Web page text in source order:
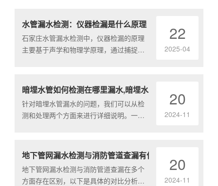
水管漏水检测：仪器检漏是什么原理
石家庄水管漏水检测中，仪器检漏的原理
主要基于声学和物理学原理，通过捕捉和
22
2025-04
暗埋水管如何检测在哪里漏水,暗埋水...
针对暗埋水管漏水的问题，我们可以从检
测和处理两个方面来进行详细说明。一、
20
2024-11
地下管网漏水检测与消防管道查漏有什...
地下管网漏水检测与消防管道查漏在多个
方面存在区别，以下是具体的对比分析：
20
2024-11